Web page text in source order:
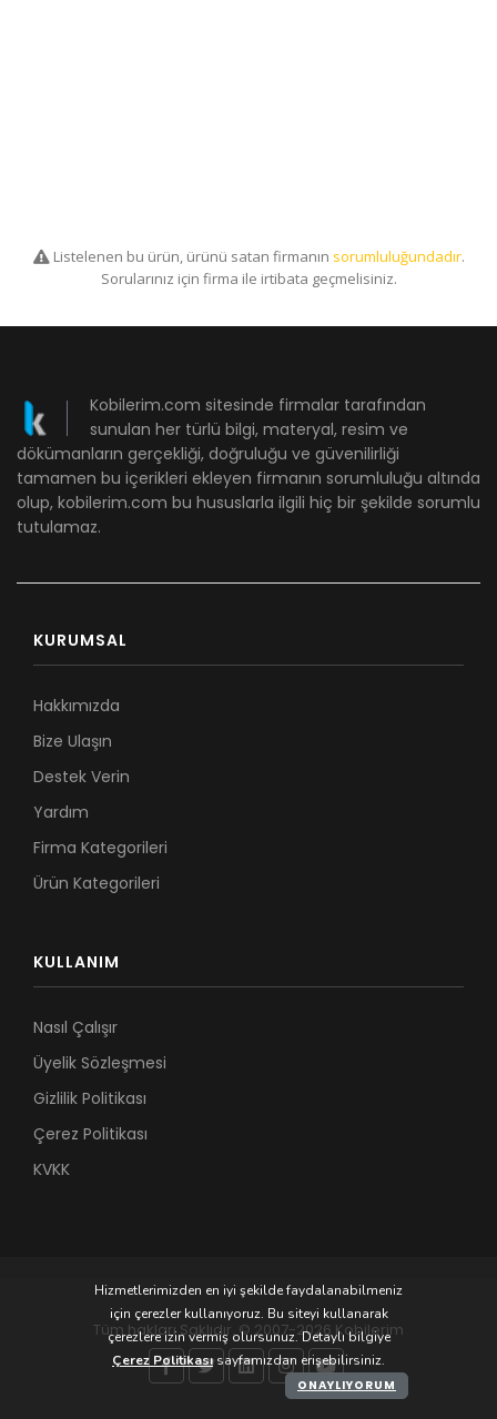
Listelenen bu ürün, ürünü satan firmanın sorumluluğundadır.
Sorularınız için firma ile irtibata geçmelisiniz.
Kobilerim.com sitesinde firmalar tarafından
sunulan her türlü bilgi, materyal, resim ve
dökümanların gerçekliği, doğruluğu ve güvenilirliği
tamamen bu içerikleri ekleyen firmanın sorumluluğu altında
olup, kobilerim.com bu hususlarla ilgili hiç bir şekilde sorumlu
tutulamaz.
KURUMSAL
Hakkımızda
Bize Ulaşın
Destek Verin
Yardım
Firma Kategorileri
Ürün Kategorileri
KULLANIM
Nasıl Çalışır
Üyelik Sözleşmesi
Gizlilik Politikası
Çerez Politikası
KVKK
Tüm hakları Saklıdır. © 2007-2026 Kobilerim
Hizmetlerimizden en iyi şekilde faydalanabilmeniz
için çerezler kullanıyoruz. Bu siteyi kullanarak
çerezlere izin vermiş olursunuz. Detaylı bilgiye
Çerez Politikasısayfamızdan erişebilirsiniz.
ONAYLIYORUM